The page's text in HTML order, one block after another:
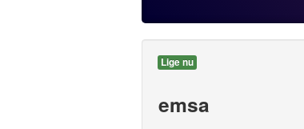
Lige nu
emsa